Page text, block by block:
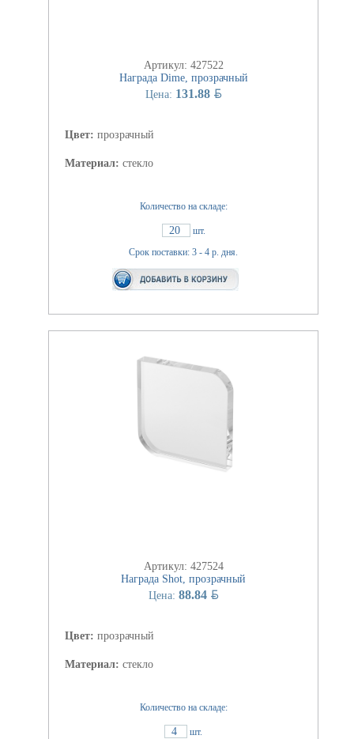
Артикул: 427522
Награда Dime, прозрачный
Цена: 131.88 BYN
Цвет: прозрачный
Материал: стекло
Количество на складе:
20
шт.
Срок поставки: 3 - 4 р. дня.
Артикул: 427524
Награда Shot, прозрачный
Цена: 88.84 BYN
Цвет: прозрачный
Материал: стекло
Количество на складе:
4
шт.